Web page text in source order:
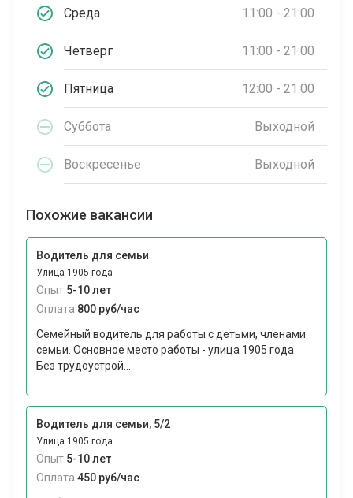
Среда 11:00 - 21:00
Четверг 11:00 - 21:00
Пятница 12:00 - 21:00
Суббота Выходной
Воскресенье Выходной
Похожие вакансии
Водитель для семьи
Улица 1905 года
Опыт:5-10 лет
Оплата:800 руб/час
Семейный водитель для работы с детьми, членами
семьи. Основное место работы - улица 1905 года.
Без трудоустрой...
Водитель для семьи, 5/2
Улица 1905 года
Опыт:5-10 лет
Оплата:450 руб/час